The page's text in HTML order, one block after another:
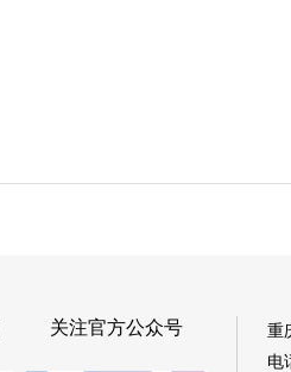
关注官方公众号
重
电